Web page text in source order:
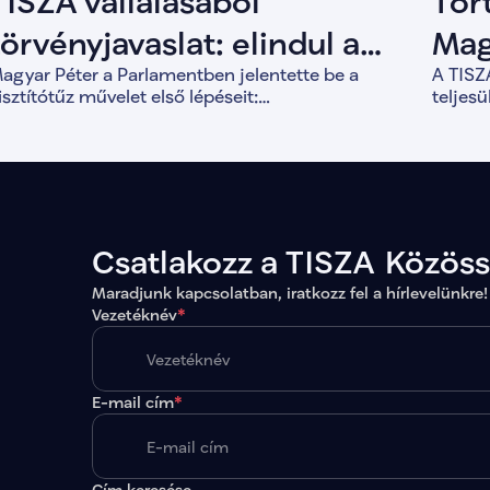
elindul a
művelet
Péter a Parlamentben jelentette be a
művelet első lépéseit:
A
évek
Csatlakozz a TISZA
Maradjunk kapcsolatban, iratkozz fel a hírlevelünkre!
Vezetéknév*
E-mail cím*